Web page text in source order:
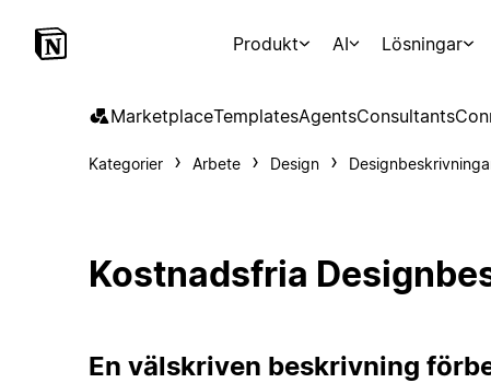
Produkt AI Lösningar
MarketplaceTemplatesAgentsConsultants
Kategorier Arbete Design
Kostnadsfria
En välskriven beskrivning